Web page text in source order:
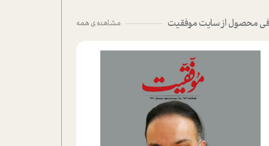
محصول از سایت موفقیت مشاهده ی همه